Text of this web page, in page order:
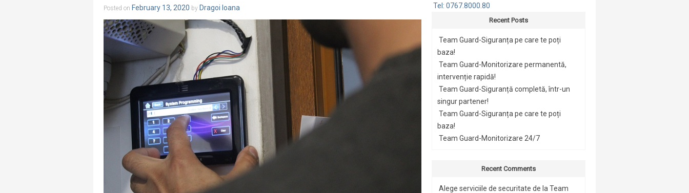
Posted on February 13, 2020 by Dragoi Ioana
Tel: 0767.8000.80
Recent Posts
Team Guard-Siguranța pe care te poți
baza!
Team Guard-Monitorizare permanentă,
intervenție rapidă!
Team Guard-Siguranță completă, într-un
singur partener!
Team Guard-Siguranța pe care te poți
baza!
Team Guard-Monitorizare 24/7
Recent Comments
Alege serviciile de securitate de la Team